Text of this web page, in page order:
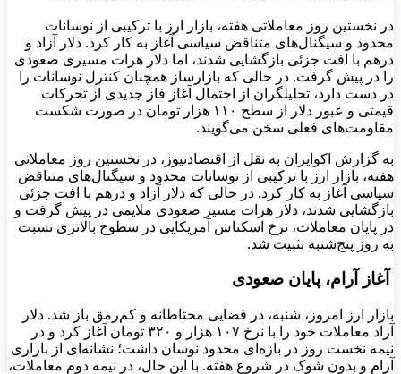
در نخستین روز معاملاتی هفته، بازار ارز با ترکیبی از نوسانات
محدود و سیگنال‌های متناقض سیاسی آغاز به کار کرد. دلار آزاد و
درهم با افت جزئی بازگشایی شدند، اما دلار هرات مسیری صعودی
را در پیش گرفت. در حالی که بازارساز همچنان کنترل نوسانات را
در دست دارد، تحلیلگران از احتمال آغاز فاز جدیدی از تحرکات
قیمتی و عبور دلار از سطح ۱۱۰ هزار تومان در صورت شکست
مقاومت‌های فعلی سخن می‌گویند.
به گزارش اکوایران به نقل از اقتصادنیوز، در نخستین روز معاملاتی
هفته، بازار ارز با ترکیبی از نوسانات محدود و سیگنال‌های متناقض
سیاسی آغاز به کار کرد. در حالی که دلار آزاد و درهم با افت جزئی
بازگشایی شدند، دلار هرات مسیر صعودی ملایمی در پیش گرفت و
در پایان معاملات، نرخ اسکناس آمریکایی در سطوح بالاتری نسبت
به روز پنج‌شنبه تثبیت شد.
آغاز آرام، پایان صعودی
بازار ارز امروز، شنبه، در فضایی محتاطانه و کم‌رمق باز شد. دلار
آزاد معاملات خود را با نرخ ۱۰۷ هزار و ۳۲۰ تومان آغاز کرد و در
نیمه‌ نخست روز در بازه‌ای محدود نوسان داشت؛ نشانه‌ای از بازاری
آرام و بدون شوک در شروع هفته. با این حال، در نیمه‌ دوم معاملات،